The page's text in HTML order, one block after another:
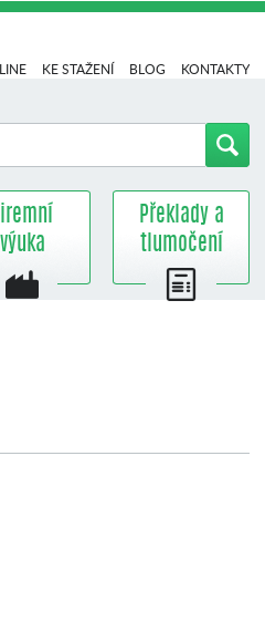
KE STAŽENÍ BLOG KONTAKTY
výuka
Překlady a
tlumočení